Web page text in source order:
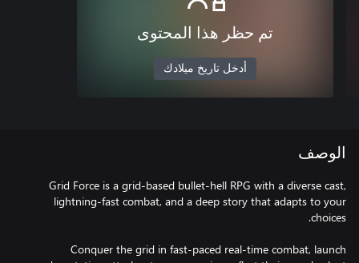
تم حظر هذا المحتوى
أدخل تاريخ ميلادك
الوصف
Grid Force is a grid-based bullet-hell RPG with a diverse cast,
lightning-fast combat, and a deep story that adapts to your
Conquer the grid in fast-paced real-time combat, launch